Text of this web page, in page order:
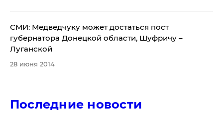
​СМИ: Медведчуку может достаться пост
губернатора Донецкой области, Шуфричу –
Луганской
28 июня 2014
Последние новости